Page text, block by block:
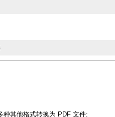
种其他格式转换为 PDF 文件: